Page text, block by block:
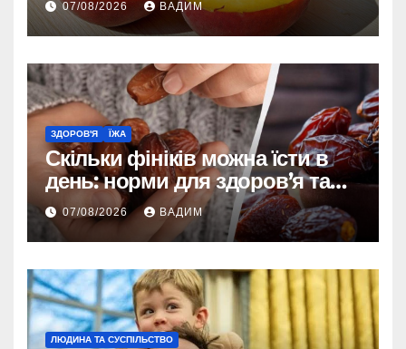
07/08/2026 ВАДИМ
ЗДОРОВ'Я ЇЖА
Скільки фініків можна їсти в
день: норми для здоров’я та
енергії
07/08/2026 ВАДИМ
ЛЮДИНА ТА СУСПІЛЬСТВО